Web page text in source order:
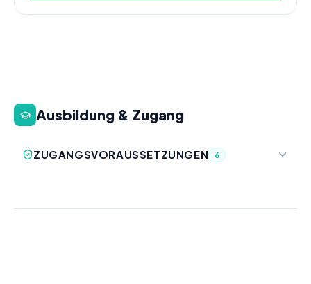
Ausbildung & Zugang
ZUGANGSVORAUSSETZUNGEN 6